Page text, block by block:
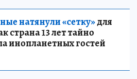
натянули «сетку»для
страна 13 лет тайно
инопланетных гостей